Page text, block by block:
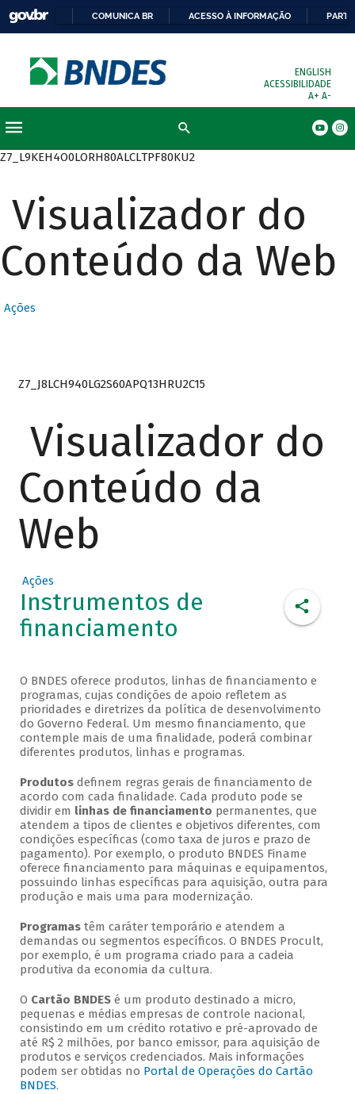
COMUNICA BR ACESSO À INFORMAÇÃO
ENGLISH
ACESSIBILIDADE
A+ A-
Z7_L9KEH4O0LORH80ALCLTPF80KU2
Visualizador do
Conteúdo da Web
Ações
Z7_J8LCH940LG2S60APQ13HRU2C15
Visualizador do
Conteúdo da
Web
Ações
Instrumentos de
financiamento
O BNDES oferece produtos, linhas de financiamento e
programas, cujas condições de apoio refletem as
prioridades e diretrizes da política de desenvolvimento
do Governo Federal. Um mesmo financiamento, que
contemple mais de uma finalidade, poderá combinar
diferentes produtos, linhas e programas.
Produtosdefinem regras gerais de financiamento de
acordo com cada finalidade. Cada produto pode se
dividir em linhas de financiamento permanentes, que
atendem a tipos de clientes e objetivos diferentes, com
condições específicas (como taxa de juros e prazo de
pagamento). Por exemplo, o produto BNDES Finame
oferece financiamento para máquinas e equipamentos,
possuindo linhas específicas para aquisição, outra para
produção e mais uma para modernização.
Programas têm caráter temporário e atendem a
demandas ou segmentos específicos. O BNDES Procult,
por exemplo, é um programa criado para a cadeia
produtiva da economia da cultura.
O Cartão BNDESé um produto destinado a micro,
pequenas e médias empresas de controle nacional,
consistindo em um crédito rotativo e pré-aprovado de
até R$ 2 milhões, por banco emissor, para aquisição de
produtos e serviços credenciados. Mais informações
podem ser obtidas no Portal de Operações do Cartão
BNDES.